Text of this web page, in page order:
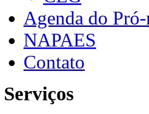
Agenda do
NAPAES
Contato
Serviços